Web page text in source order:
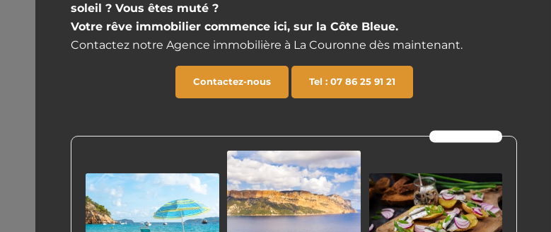
soleil ? Vous êtes muté ?
Votre rêve immobilier commence ici, sur la Côte Bleue.
Contactez notre Agence immobilière à La Couronne dès maintenant.
Contactez-nous Tel : 07 86 25 91 21